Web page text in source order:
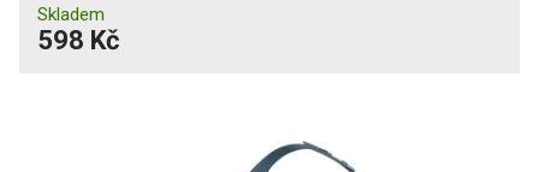
Skladem
598 Kč